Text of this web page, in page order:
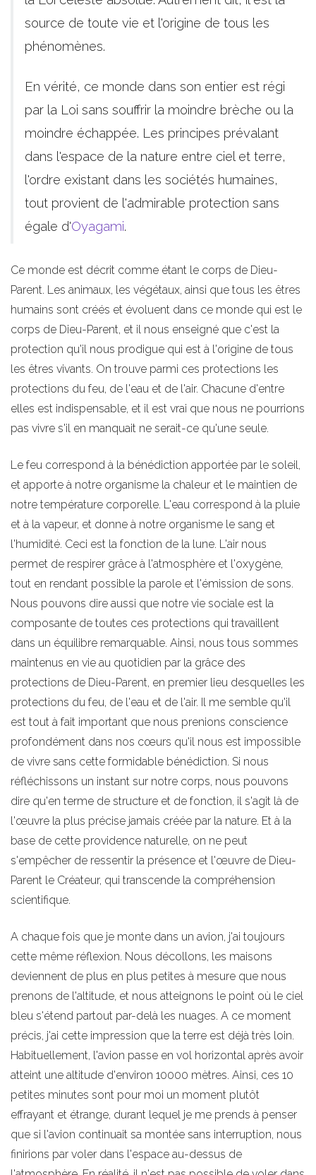
source de toute vie et l'origine de tous les
phénomènes.
En vérité, ce monde dans son entier est régi
par la Loi sans souffrir la moindre brèche ou la
moindre échappée. Les principes prévalant
dans l'espace de la nature entre ciel et terre,
l'ordre existant dans les sociétés humaines,
tout provient de l'admirable protection sans
égale d'Oyagami.
Ce monde est décrit comme étant le corps de Dieu-
Parent. Les animaux, les végétaux, ainsi que tous les êtres
humains sont créés et évoluent dans ce monde qui est le
corps de Dieu-Parent, et il nous enseigné que c'est la
protection qu'il nous prodigue qui est à l'origine de tous
les êtres vivants. On trouve parmi ces protections les
protections du feu, de l'eau et de l'air. Chacune d'entre
elles est indispensable, et il est vrai que nous ne pourrions
pas vivre s'il en manquait ne serait-ce qu'une seule.
Le feu correspond à la bénédiction apportée par le soleil,
et apporte à notre organisme la chaleur et le maintien de
notre température corporelle. L'eau correspond à la pluie
et à la vapeur, et donne à notre organisme le sang et
l'humidité. Ceci est la fonction de la lune. L'air nous
permet de respirer grâce à l'atmosphère et l'oxygène,
tout en rendant possible la parole et l'émission de sons.
Nous pouvons dire aussi que notre vie sociale est la
composante de toutes ces protections qui travaillent
dans un équilibre remarquable. Ainsi, nous tous sommes
maintenus en vie au quotidien par la grâce des
protections de Dieu-Parent, en premier lieu desquelles les
protections du feu, de l'eau et de l'air. Il me semble qu'il
est tout à fait important que nous prenions conscience
profondément dans nos cœurs qu'il nous est impossible
de vivre sans cette formidable bénédiction. Si nous
réfléchissons un instant sur notre corps, nous pouvons
dire qu'en terme de structure et de fonction, il s'agit là de
l'œuvre la plus précise jamais créée par la nature. Et à la
base de cette providence naturelle, on ne peut
s'empêcher de ressentir la présence et l'œuvre de Dieu-
Parent le Créateur, qui transcende la compréhension
scientifique.
A chaque fois que je monte dans un avion, j'ai toujours
cette même réflexion. Nous décollons, les maisons
deviennent de plus en plus petites à mesure que nous
prenons de l'altitude, et nous atteignons le point où le ciel
bleu s'étend partout par-delà les nuages. A ce moment
précis, j'ai cette impression que la terre est déjà très loin.
Habituellement, l'avion passe en vol horizontal après avoir
atteint une altitude d'environ 10000 mètres. Ainsi, ces 10
petites minutes sont pour moi un moment plutôt
effrayant et étrange, durant lequel je me prends à penser
que si l'avion continuait sa montée sans interruption, nous
finirions par voler dans l'espace au-dessus de